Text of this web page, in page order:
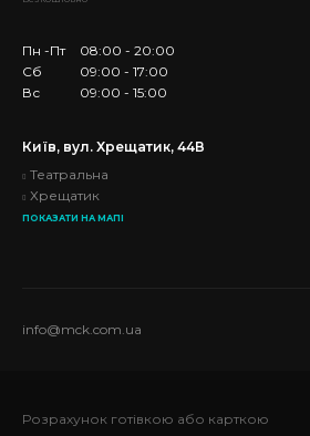
Пн -Пт
08:00 - 20:00
Сб
09:00 - 17:00
Вс
09:00 - 15:00
Київ, вул. Хрещатик, 44В
Театральна
Хрещатик
ПОКАЗАТИ НА МАПІ
info@mck.com.ua
Розрахунок готівкою або карткою